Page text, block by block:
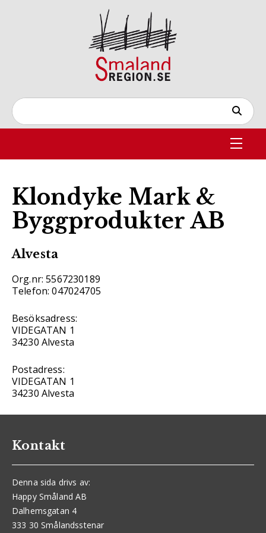
Klondyke Mark &
Byggprodukter AB
Alvesta
Org.nr: 5567230189
Telefon: 047024705
Besöksadress:
VIDEGATAN 1
34230 Alvesta
Postadress:
VIDEGATAN 1
34230 Alvesta
Kontakt
Denna sida drivs av:
Happy Småland AB
Dalhemsgatan 4
333 30 Smålandsstenar